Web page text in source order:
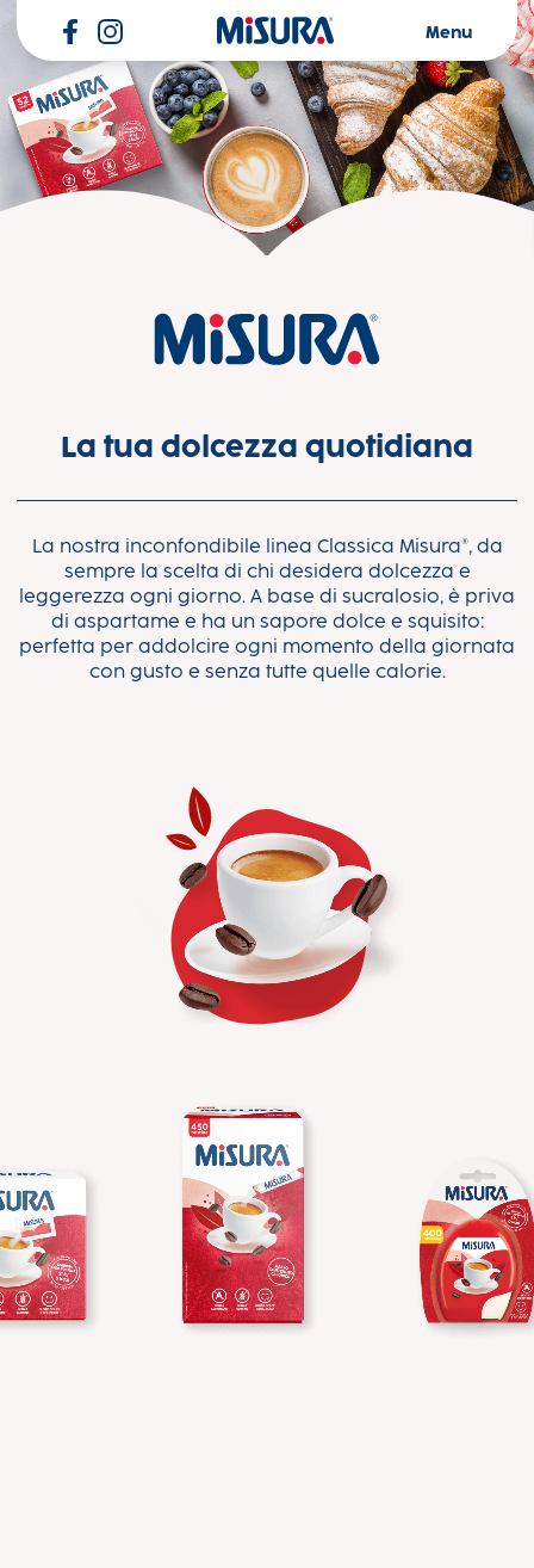
Misura Menu
Linea Misura® Classica
La tua dolcezza quotidiana
La nostra inconfondibile linea Classica Misura®, da
sempre la scelta di chi desidera dolcezza e
leggerezza ogni giorno. A base di sucralosio, è priva
di aspartame e ha un sapore dolce e squisito:
perfetta per addolcire ogni momento della giornata
con gusto e senza tutte quelle calorie.